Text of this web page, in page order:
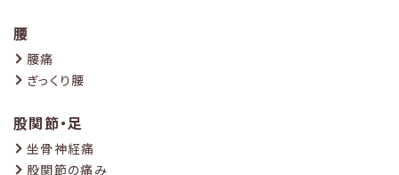
腰
腰痛
ぎっくり腰
股関節・足
坐骨神経痛
股関節の痛み